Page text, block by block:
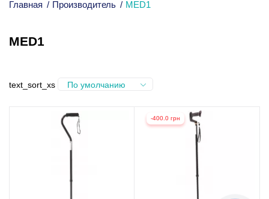
Главная / Производитель / MED1
MED1
text_sort_xs По умолчанию
-400.0 грн